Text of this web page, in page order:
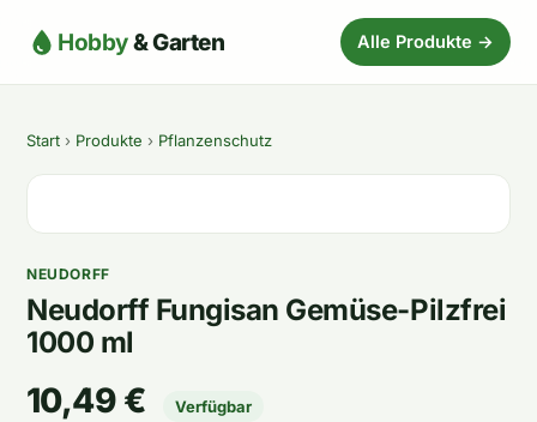
Hobby& Garten Alle Produkte →
Start › Produkte › Pflanzenschutz
NEUDORFF
Neudorff Fungisan Gemüse-Pilzfrei
1000 ml
10,49 € Verfügbar